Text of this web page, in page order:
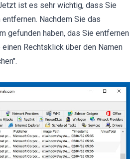
ist es sehr wichtig, dass Sie
Nachdem Sie das
gefunden haben, das Sie entfernen
Rechtsklick über den Namen